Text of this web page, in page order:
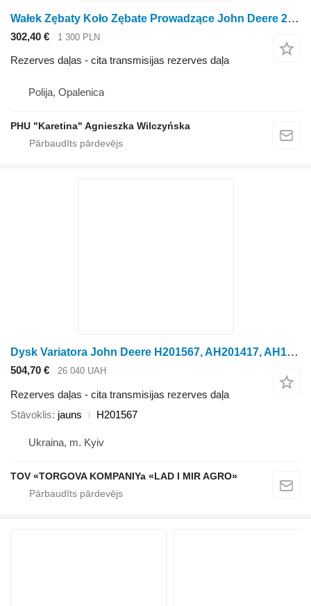
Wałek Zębaty Koło Zębate Prowadzące John Deere 2054 2056 2058 Zobrata zobrats AZ49239 H2231 paredzēts John Deere 2054 2056 2058 graudu kombaina
302,40 € 1 300 PLN
Rezerves daļas - cita transmisijas rezerves daļa
Polija, Opalenica
PHU "Karetina" Agnieszka Wilczyńska
Dysk Variatora John Deere H201567, AH201417, AH157933 paredzēts John Deere graudu kombaina
504,70 € 26 040 UAH
Rezerves daļas - cita transmisijas rezerves daļa
Stāvoklis jauns H201567
Ukraina, m. Kyiv
TOV «TORGOVA KOMPANIYa «LAD I MIR AGRO»